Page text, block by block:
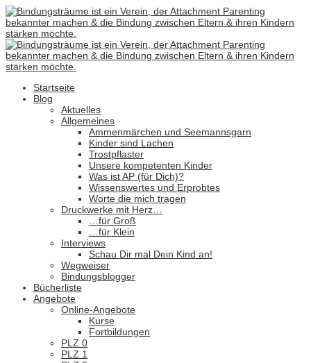
Startseite
Blog
Aktuelles
Allgemeines
Ammenmärchen und Seemannsgarn
Kinder sind Lachen
Trostpflaster
Unsere kompetenten Kinder
Was ist AP (für Dich)?
Wissenswertes und Erprobtes
Worte die mich tragen
Druckwerke mit Herz…
…für Groß
…für Klein
Interviews
Schau Dir mal Dein Kind an!
Wegweiser
Bindungsblogger
Bücherliste
Angebote
Online-Angebote
Kurse
Fortbildungen
PLZ 0
PLZ 1